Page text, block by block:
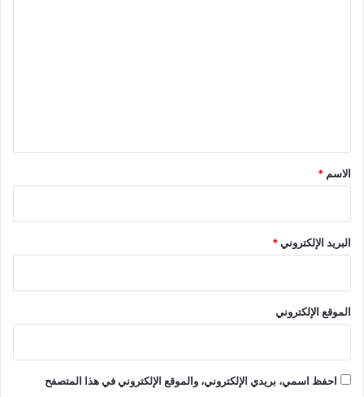
*
الاسم *
البريد الإلكتروني*
الموقع الإلكتروني
احفظ اسمي، بريدي الإلكتروني، والموقع الإلكتروني في هذا المتصفح